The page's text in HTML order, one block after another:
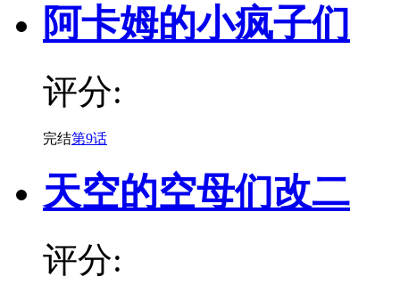
阿卡姆的小疯子们
评分:
完结第9话
天空的空母们改二
评分: